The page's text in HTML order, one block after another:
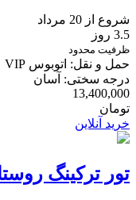
شروع از 20 مرداد
3.5 روز
ظرفیت محدود
حمل و نقل: اتوبوس VIP
درجه سختی: آسان
13,400,000
تومان
خرید آنلاین
تور ترکینگ